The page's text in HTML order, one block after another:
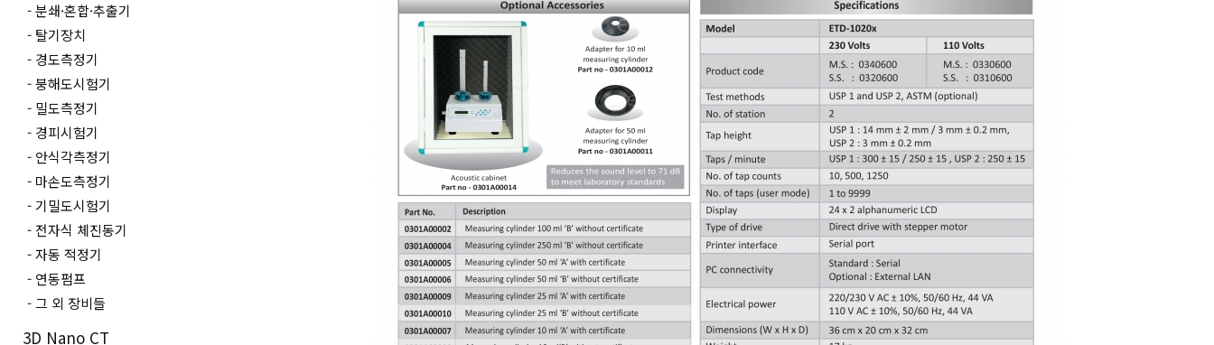
분쇄·혼합·추출기
탈기장치
경도측정기
붕해도시험기
밀도측정기
경피시험기
안식각측정기
마손도측정기
기밀도시험기
전자식 체진동기
자동 적정기
연동펌프
그 외 장비들
3D Nano CT